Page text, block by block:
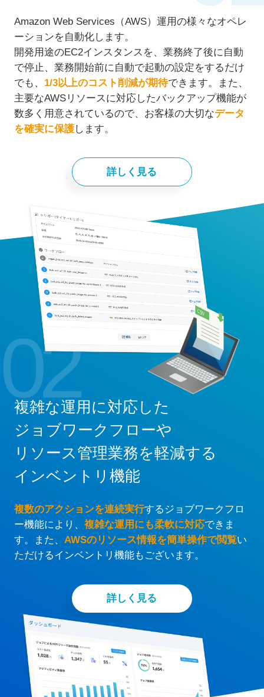
Amazon Web Services（AWS）運⽤の様々なオペレ
ーションを自動化します。
開発用途のEC2インスタンスを、業務終了後に自動
で停止、業務開始前に自動で起動の設定をするだけ
でも、 1/3以上のコスト削減が期待できます。また、
主要なAWSリソースに対応したバックアップ機能が
数多く用意されているので、お客様の大切なデータ
を確実に保護します。
詳しく見る
複雑な運用に対応した
ジョブワークフローや
リソース管理業務を軽減する
インベントリ機能
複数のアクションを連続実行するジョブワークフロ
ー機能により、 複雑な運用にも柔軟に対応できま
す。また、 AWSのリソース情報を簡単操作で閲覧い
ただけるインベントリ機能もございます。
詳しく見る
02